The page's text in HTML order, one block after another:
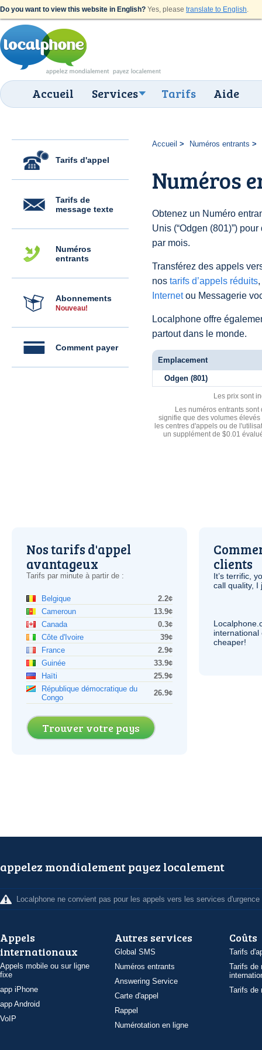
Do you want to view this website in English? Yes, please translate to English.
Accueil Services Tarifs Aide
Tarifs d'appel
Tarifs de
message texte
Numéros
entrants
Abonnements
Nouveau!
Comment payer
Accueil Numéros entrants
Numéros
Obtenez un Numéro
Unis (“Odgen (801)”)
par mois.
Transférez des appels
nos tarifs d’appels réduits
Internetou Messagerie
Localphone offre
partout dans le monde.
Emplacement
Odgen (801)
Les prix sont
Les numéros entrants
signifie que des volumes
les centres d'appels ou de
un supplément de $0.01
Nos tarifs d'appel
avantageux
Tarifs par minute à partir de :
Belgique
2.2¢
Cameroun
13.9¢
Canada
0.3¢
Côte d'Ivoire
39¢
France
2.9¢
Guinée
33.9¢
Haïti
25.9¢
République démocratique du
Congo
26.9¢
Trouver votre pays
clients
It’s terrific,
call quality, I
international
cheaper!
appelez mondialement payez localement
Localphone ne convient pas pour les appels vers les services d'urgence
Appels
internationaux
Appels mobile ou sur ligne
fixe
app iPhone
app Android
VoIP
Autres services
Global SMS
Numéros entrants
Answering Service
Carte d'appel
Rappel
Numérotation en ligne
Coûts
Tarifs
Tarifs de
Tarifs de